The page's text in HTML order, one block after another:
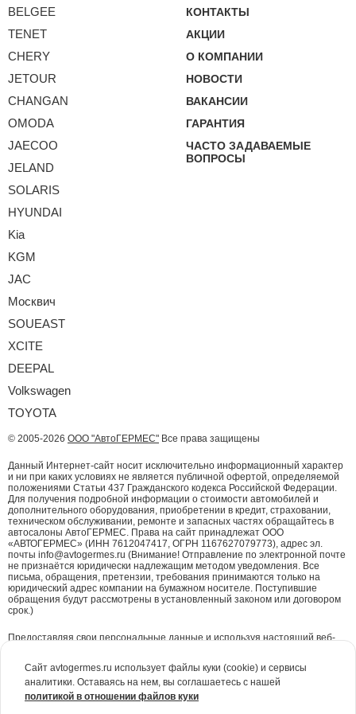
BELGEE
TENET
CHERY
JETOUR
CHANGAN
OMODA
JAECOO
JELAND
SOLARIS
HYUNDAI
Kia
KGM
JAC
Москвич
SOUEAST
XCITE
DEEPAL
Volkswagen
TOYOTA
КОНТАКТЫ
АКЦИИ
О КОМПАНИИ
НОВОСТИ
ВАКАНСИИ
ГАРАНТИЯ
ЧАСТО ЗАДАВАЕМЫЕ
ВОПРОСЫ
© 2005-2026 ООО "АвтоГЕРМЕС" Все права защищены
Данный Интернет-сайт носит исключительно информационный характер
и ни при каких условиях не является публичной офертой, определяемой
положениями Статьи 437 Гражданского кодекса Российской Федерации.
Для получения подробной информации о стоимости автомобилей и
дополнительного оборудования, приобретении в кредит, страховании,
техническом обслуживании, ремонте и запасных частях обращайтесь в
автосалоны АвтоГЕРМЕС. Права на сайт принадлежат ООО
«АВТОГЕРМЕС» (ИНН 7612047417, ОГРН 1167627079773), адрес эл.
почты info@avtogermes.ru (Внимание! Отправление по электронной почте
не признаётся юридически надлежащим методом уведомления. Все
письма, обращения, претензии, требования принимаются только на
юридический адрес компании на бумажном носителе. Поступившие
обращения будут рассмотрены в установленный законом или договором
срок.)
Предоставляя свои персональные данные и используя настоящий веб-
Для повышения удобства работы с сайтом и обеспечения его корректной
работы компания АвтоГЕРМЕСиспользует файлы куки (cookie)
Сайт avtogermes.ru использует файлы куки (cookie) и сервисы
аналитики. Оставаясь на нем, вы соглашаетесь с нашей
политикой в отношении файлов куки